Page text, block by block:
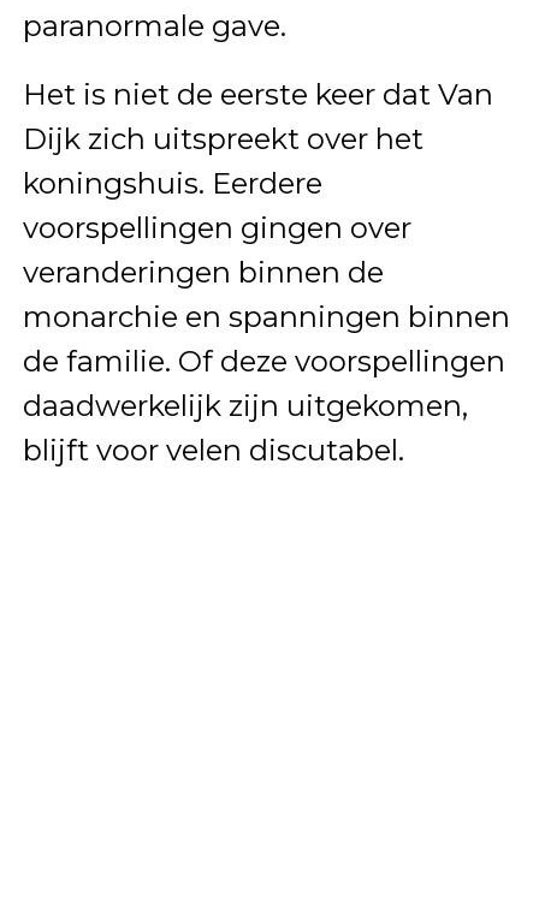
paranormale gave.
Het is niet de eerste keer dat Van
Dijk zich uitspreekt over het
koningshuis. Eerdere
voorspellingen gingen over
veranderingen binnen de
monarchie en spanningen binnen
de familie. Of deze voorspellingen
daadwerkelijk zijn uitgekomen,
blijft voor velen discutabel.